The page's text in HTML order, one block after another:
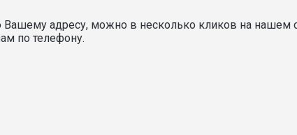
адресу, можно в несколько кликов на нашем
по телефону.